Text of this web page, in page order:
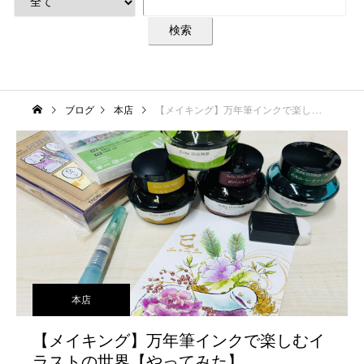
ブログ 本店 【メイキング】万年筆インクで楽しむイラストの世界【やってみた】
本店
【メイキング】万年筆インクで楽しむイ